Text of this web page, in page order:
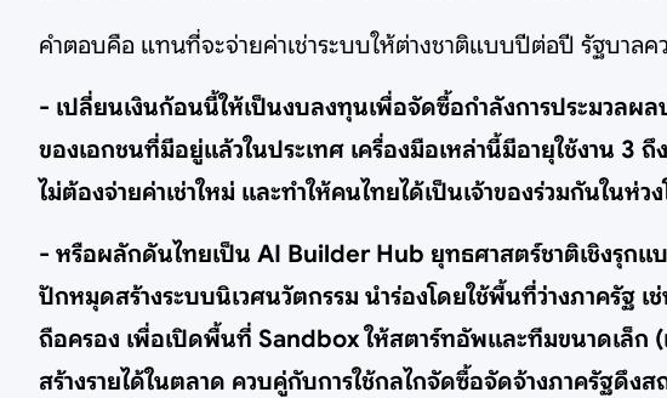
คำตอบคือ แทนที่จะจ่ายค่าเช่าระบบให้ต่างชาติแบบปีต่อปี รัฐบาลค
- เปลี่ยนเงินก้อนนี้ให้เป็นงบลงทุนเพื่อจัดซื้อกำลังการประมวลผ
ของเอกชนที่มีอยู่แล้วในประเทศ เครื่องมือเหล่านี้มีอายุใช้งาน
ไม่ต้องจ่ายค่าเช่าใหม่ และทำให้คนไทยได้เป็นเจ้าของร่วมกันในห่
- หรือผลักดันไทยเป็น AI Builder Hub ยุทธศาสตร์ชาติเชิงรุกแบ
ปักหมุดสร้างระบบนิเวศนวัตกรรม นำร่องโดยใช้พื้นที่ว่างภาครัฐ
ถือครอง เพื่อเปิดพื้นที่ Sandbox ให้สตาร์ทอัพและทีมขนาดเล็ก (
สร้างรายได้ในตลาด ควบคู่กับการใช้กลไกจัดซื้อจัดจ้างภาครัฐดึ